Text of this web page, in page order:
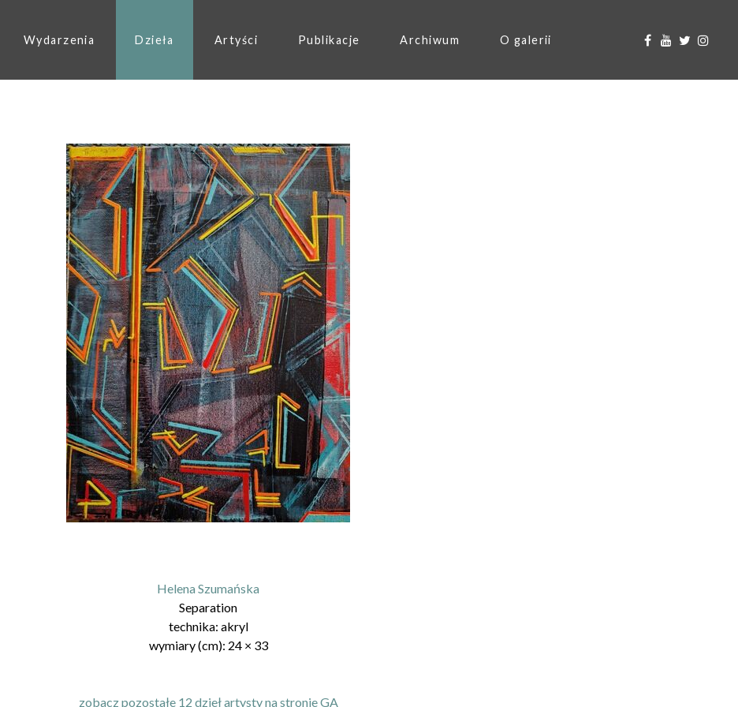
Wydarzenia Dzieła Artyści Publikacje Archiwum O galerii
Helena Szumańska
Separation
technika: akryl
wymiary (cm): 24× 33
zobacz pozostałe 12 dzieł artysty na stronie GA